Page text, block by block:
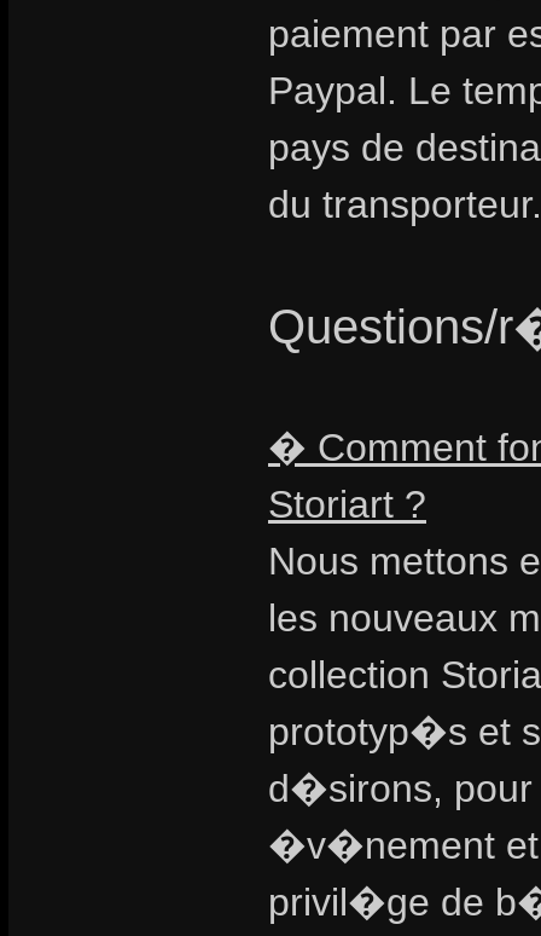
paiement par
Paypal. Le
pays de
du transporteur.
Questions/
� Comment
Storiart ?
Nous mettons
les nouveaux
collection
prototyp�s et
d�sirons, pour
�v�nement et
privil�ge de